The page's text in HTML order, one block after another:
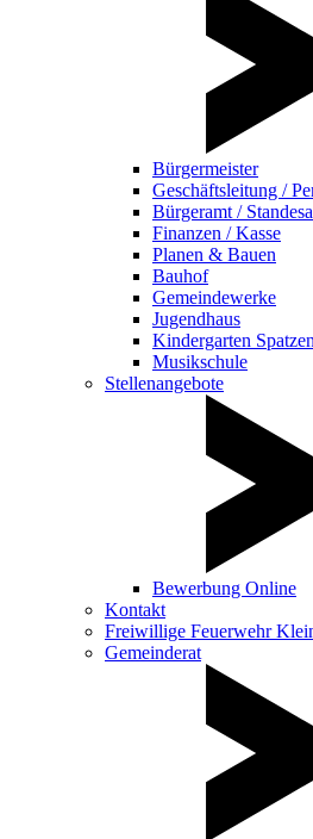
Bürgermeister
Geschäftsleitung /
Bürgeramt /
Finanzen / Kasse
Planen & Bauen
Bauhof
Gemeindewerke
Jugendhaus
Kindergarten
Musikschule
Stellenangebote
Bewerbung Online
Kontakt
Freiwillige Feuerwehr
Gemeinderat